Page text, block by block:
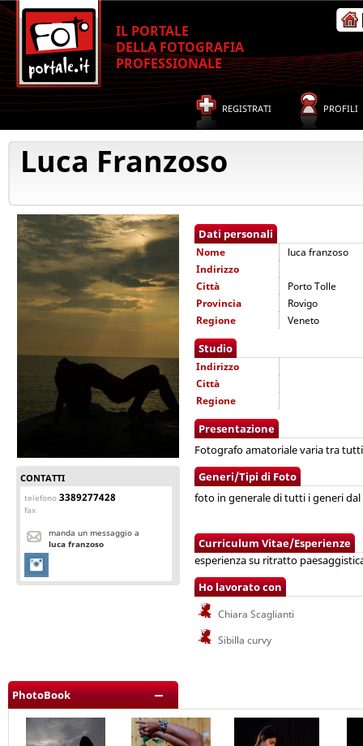
IL PORTALE
DELLA FOTOGRAFIA
PROFESSIONALE
REGISTRATI PROFILI
Luca Franzoso
CONTATTI
telefono 3389277428
fax
manda un messaggio a
luca franzoso
Dati personali
Nome
luca franzoso
Indirizzo
Città
Porto Tolle
Provincia
Rovigo
Regione
Veneto
Studio
Indirizzo
Città
Regione
Presentazione
Fotografo amatoriale varia tra
Generi/Tipi di Foto
foto in generale di tutti i generi
Curriculum Vitae/Esperienze
esperienza su ritratto
Ho lavorato con
Chiara Scaglianti
Sibilla curvy
PhotoBook